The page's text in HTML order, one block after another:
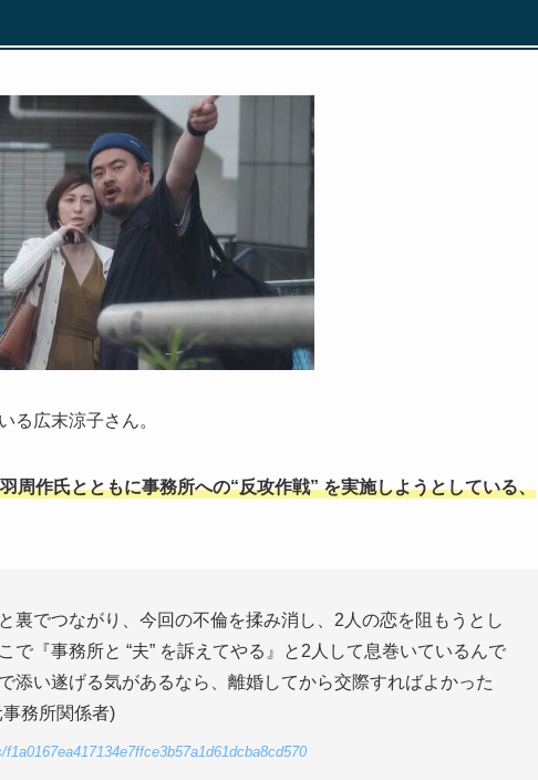
る広末涼子さん。
周作氏とともに事務所への“反攻作戦” を実施しようとしている、
裏でつながり、今回の不倫を揉み消し、2人の恋を阻もうとし
で『事務所と “夫” を訴えてやる』と2人して息巻いているんで
添い遂げる気があるなら、離婚してから交際すればよかった
務所関係者)